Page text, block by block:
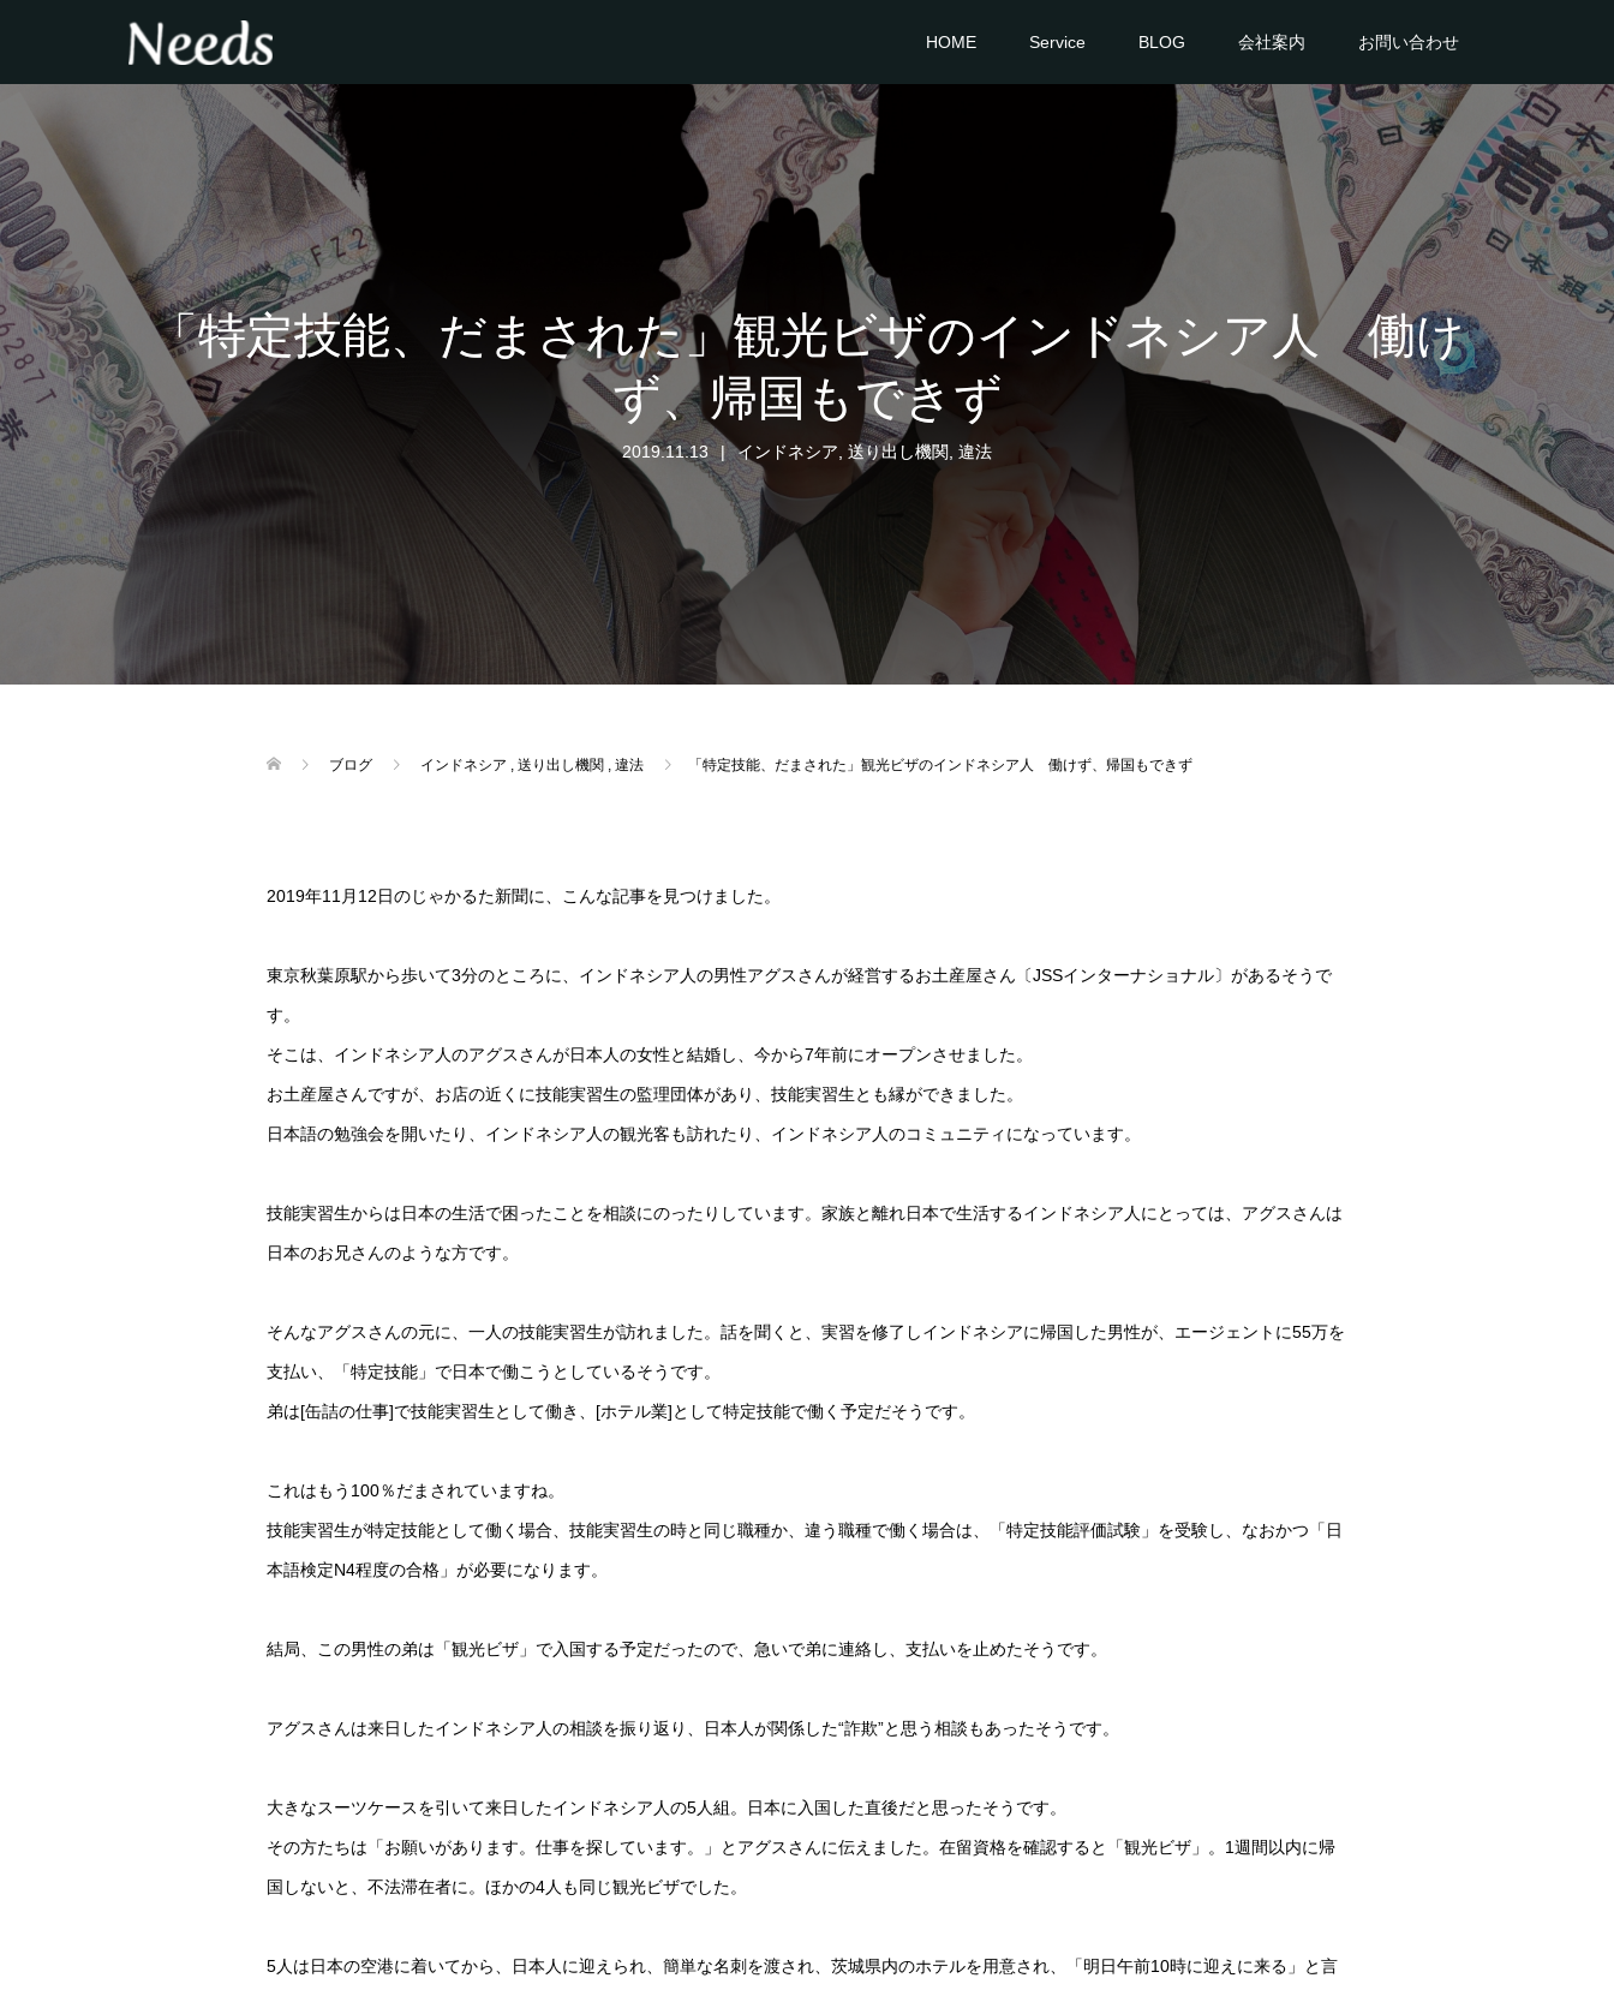
HOME Service BLOG 会社案内 お問い合わせ
「特定技能、だまされた」観光ビザのインドネシア人 働け
ず、帰国もできず
2019.11.13 インドネシア 送り出し機関 違法
ブログ インドネシア 送り出し機関 違法 「特定技能、だまされた」観光ビザのインドネシア人 働けず、帰国もできず
2019年11月12日のじゃかるた新聞に、こんな記事を見つけました。
東京秋葉原駅から歩いて3分のところに、インドネシア人の男性アグスさんが経営するお土産屋さん〔JSSインターナショナル〕があるそうで
す。
そこは、インドネシア人のアグスさんが日本人の女性と結婚し、今から7年前にオープンさせました。
お土産屋さんですが、お店の近くに技能実習生の監理団体があり、技能実習生とも縁ができました。
日本語の勉強会を開いたり、インドネシア人の観光客も訪れたり、インドネシア人のコミュニティになっています。
技能実習生からは日本の生活で困ったことを相談にのったりしています。家族と離れ日本で生活するインドネシア人にとっては、アグスさんは
日本のお兄さんのような方です。
そんなアグスさんの元に、一人の技能実習生が訪れました。話を聞くと、実習を修了しインドネシアに帰国した男性が、エージェントに55万を
支払い、「特定技能」で日本で働こうとしているそうです。
弟は[缶詰の仕事]で技能実習生として働き、[ホテル業]として特定技能で働く予定だそうです。
これはもう100％だまされていますね。
技能実習生が特定技能として働く場合、技能実習生の時と同じ職種か、違う職種で働く場合は、「特定技能評価試験」を受験し、なおかつ「日
本語検定N4程度の合格」が必要になります。
結局、この男性の弟は「観光ビザ」で入国する予定だったので、急いで弟に連絡し、支払いを止めたそうです。
アグスさんは来日したインドネシア人の相談を振り返り、日本人が関係した“詐欺”と思う相談もあったそうです。
大きなスーツケースを引いて来日したインドネシア人の5人組。日本に入国した直後だと思ったそうです。
その方たちは「お願いがあります。仕事を探しています。」とアグスさんに伝えました。在留資格を確認すると「観光ビザ」。1週間以内に帰
国しないと、不法滞在者に。ほかの4人も同じ観光ビザでした。
5人は日本の空港に着いてから、日本人に迎えられ、簡単な名刺を渡され、茨城県内のホテルを用意され、「明日午前10時に迎えに来る」と言